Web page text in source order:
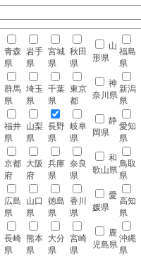
青森
県
岩手
県
宮城
県
秋田
県
山
形県
福島
県
群馬
県
埼玉
県
千葉
県
東京
都
神
奈川県
新潟
県
福井
県
山梨
県
長野
県
岐阜
県
静
岡県
愛知
県
京都
府
大阪
府
兵庫
県
奈良
県
和
歌山県
鳥取
県
広島
県
山口
県
徳島
県
香川
県
愛
媛県
高知
県
長崎
県
熊本
県
大分
県
宮崎
県
鹿
児島県
沖縄
県